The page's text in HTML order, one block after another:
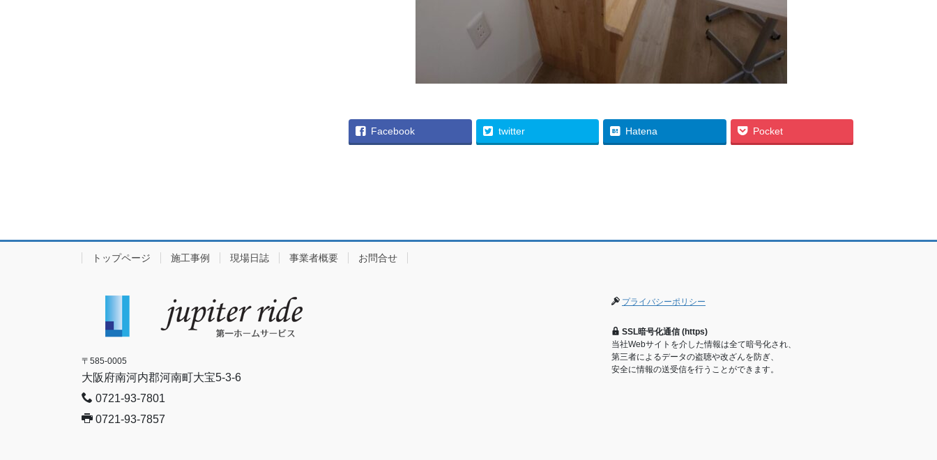
Facebook twitter Hatena Pocket
トップページ 施工事例 現場日誌 事業者概要 お問合せ
〒585-0005
大阪府南河内郡河南町大宝5-3-6
0721-93-7801
0721-93-7857
プライバシーポリシー
SSL暗号化通信 (https)
当社Webサイトを介した情報は全て暗号化され、
第三者によるデータの盗聴や改ざんを防ぎ、
安全に情報の送受信を行うことができます。